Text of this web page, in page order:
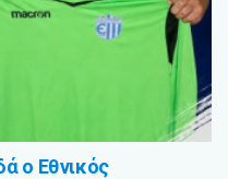
ο Εθνικός